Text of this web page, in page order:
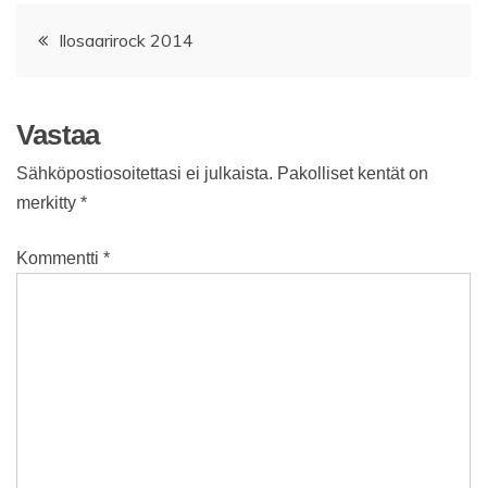
Artikkelien
Ilosaarirock 2014
Vastaa
Sähköpostiosoitettasi ei julkaista. Pakolliset kentät on
merkitty *
Kommentti *